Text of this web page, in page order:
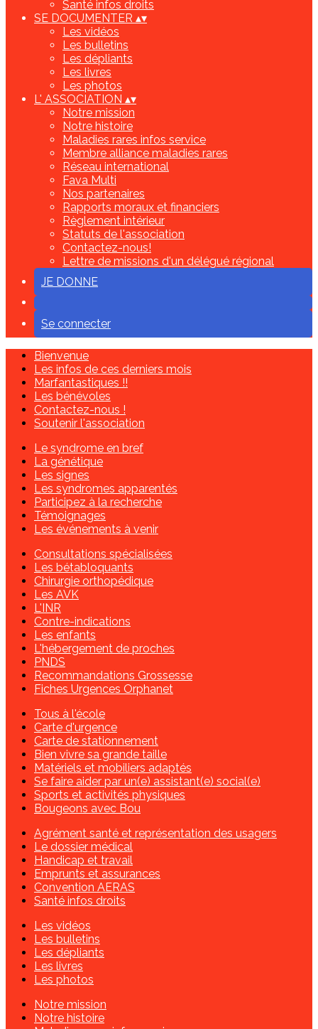
Santé infos droits
SE DOCUMENTER ▴▾
Les vidéos
Les bulletins
Les dépliants
Les livres
Les photos
L' ASSOCIATION ▴▾
Notre mission
Notre histoire
Maladies rares infos service
Membre alliance maladies rares
Réseau international
Fava Multi
Nos partenaires
Rapports moraux et financiers
Règlement intérieur
Statuts de l'association
Contactez-nous!
Lettre de missions d'un délégué régional
JE DONNE
Se connecter
Bienvenue
Les infos de ces derniers mois
Marfantastiques !!
Les bénévoles
Contactez-nous !
Soutenir l'association
Le syndrome en bref
La génétique
Les signes
Les syndromes apparentés
Participez à la recherche
Témoignages
Les événements à venir
Consultations spécialisées
Les bétabloquants
Chirurgie orthopédique
Les AVK
L'INR
Contre-indications
Les enfants
L'hébergement de proches
PNDS
Recommandations Grossesse
Fiches Urgences Orphanet
Tous à l'école
Carte d'urgence
Carte de stationnement
Bien vivre sa grande taille
Matériels et mobiliers adaptés
Se faire aider par un(e) assistant(e) social(e)
Sports et activités physiques
Bougeons avec Bou
Agrément santé et représentation des usagers
Le dossier médical
Handicap et travail
Emprunts et assurances
Convention AERAS
Santé infos droits
Les vidéos
Les bulletins
Les dépliants
Les livres
Les photos
Notre mission
Notre histoire